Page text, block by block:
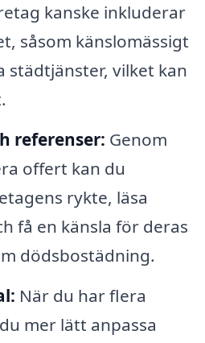
kanske inkluderar
såsom känslomässigt
städtjänster, vilket kan
referenser: Genom
offert kan du
rykte, läsa
få en känsla för deras
dödsbostädning.
När du har flera
mer lätt anpassa